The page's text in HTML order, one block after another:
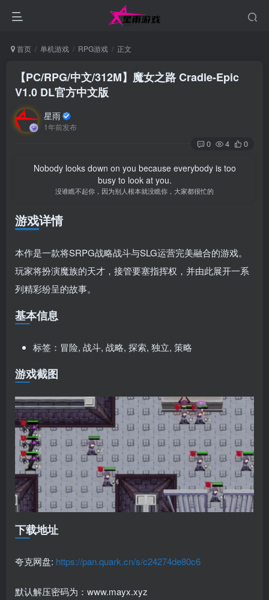
首页 单机游戏 RPG游戏 正文
【PC/RPG/中文/312M】魔女之路 Cradle-Epic
V1.0 DL官方中文版
星雨
1年前发布
0 4 0
Nobody looks down on you because everybody is too
busy to look at you.
没谁瞧不起你，因为别人根本就没瞧你，大家都很忙的
游戏详情
本作是一款将SRPG战略战斗与SLG运营完美融合的游戏。
玩家将扮演魔族的天才，接管要塞指挥权，并由此展开一系
列精彩纷呈的故事。
基本信息
标签：冒险, 战斗, 战略, 探索, 独立, 策略
游戏截图
下载地址
夸克网盘: https://pan.quark.cn/s/c24274de80c6
默认解压密码为：www.mayx.xyz